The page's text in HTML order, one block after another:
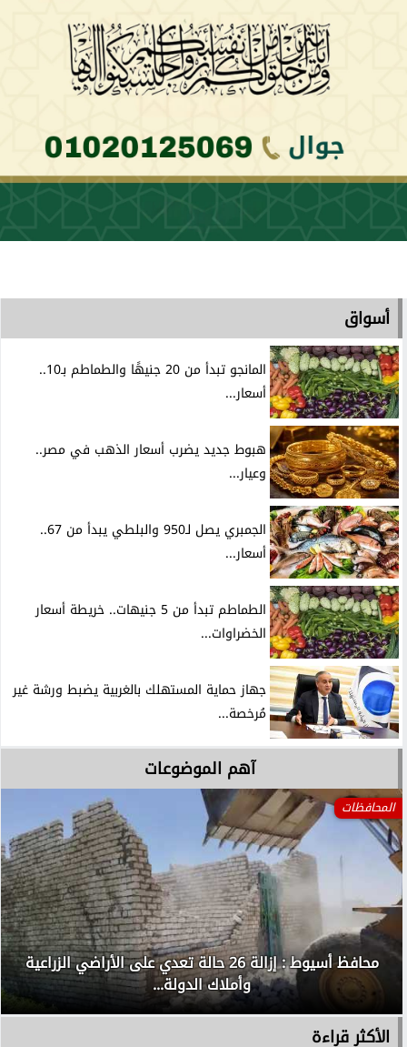
أسواق
المانجو تبدأ من 20 جنيهًا والطماطم بـ10..
أسعار...
هبوط جديد يضرب أسعار الذهب في مصر..
وعيار...
الجمبري يصل لـ950 والبلطي يبدأ من 67..
أسعار...
الطماطم تبدأ من 5 جنيهات.. خريطة أسعار
الخضراوات...
جهاز حماية المستهلك بالغربية يضبط ورشة غير
مُرخصة...
آهم الموضوعات
المحافظات
محافظ أسيوط : إزالة 26 حالة تعدي على الأراضي الزراعية
وأملاك الدولة...
الأكثر قراءة